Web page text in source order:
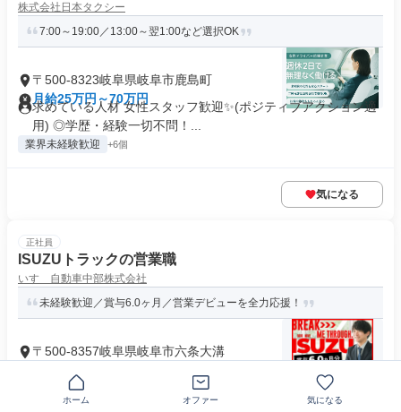
株式会社日本タクシー
7:00～19:00／13:00～翌1:00など選択OK
〒500-8323岐阜県岐阜市鹿島町
月給25万円～70万円
求めている人材 女性スタッフ歓迎✨(ポジティブアクション適
用) ◎学歴・経験一切不問！...
業界未経験歓迎 +6個
気になる
正社員
ISUZUトラックの営業職
いすゞ自動車中部株式会社
未経験歓迎／賞与6.0ヶ月／営業デビューを全力応援！
〒500-8357岐阜県岐阜市六条大溝
求めている人材 ◆未経験・第二新卒歓迎／大卒以上：要普免
◆20代・30代男性スタッフ...
ホーム オファー 気になる